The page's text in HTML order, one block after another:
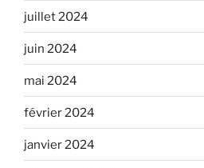
juillet 2024
juin 2024
mai 2024
février 2024
janvier 2024